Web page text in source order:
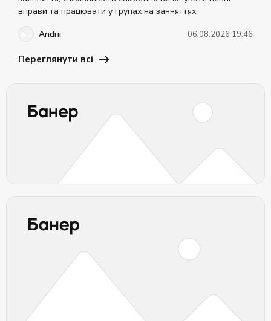
вправи та працювати у групах на занняттях.
Andrii
06.08.2026 19:46
Переглянути всі